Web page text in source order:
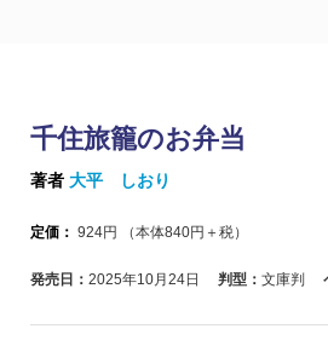
千住旅籠のお弁当
著者 大平 しおり
定価： 924円 （本体840円＋税）
発売日： 2025年10月24日 判型： 文庫判